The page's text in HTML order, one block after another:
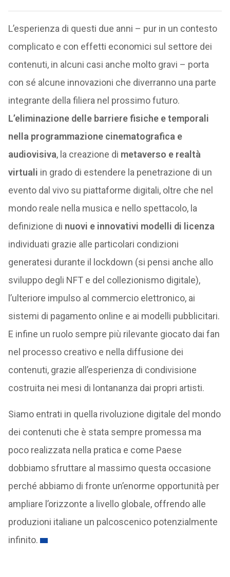
L’esperienza di questi due anni – pur in un contesto
complicato e con effetti economici sul settore dei
contenuti, in alcuni casi anche molto gravi – porta
con sé alcune innovazioni che diverranno una parte
integrante della filiera nel prossimo futuro.
L’eliminazione delle barriere fisiche e temporali
nella programmazione cinematografica e
audiovisiva, la creazione di metaverso e realtà
virtuali in grado di estendere la penetrazione di un
evento dal vivo su piattaforme digitali, oltre che nel
mondo reale nella musica e nello spettacolo, la
definizione di nuovi e innovativi modelli di licenza
individuati grazie alle particolari condizioni
generatesi durante il lockdown (si pensi anche allo
sviluppo degli NFT e del collezionismo digitale),
l’ulteriore impulso al commercio elettronico, ai
sistemi di pagamento online e ai modelli pubblicitari.
E infine un ruolo sempre più rilevante giocato dai fan
nel processo creativo e nella diffusione dei
contenuti, grazie all’esperienza di condivisione
costruita nei mesi di lontananza dai propri artisti.
Siamo entrati in quella rivoluzione digitale del mondo
dei contenuti che è stata sempre promessa ma
poco realizzata nella pratica e come Paese
dobbiamo sfruttare al massimo questa occasione
perché abbiamo di fronte un’enorme opportunità per
ampliare l’orizzonte a livello globale, offrendo alle
produzioni italiane un palcoscenico potenzialmente
infinito.